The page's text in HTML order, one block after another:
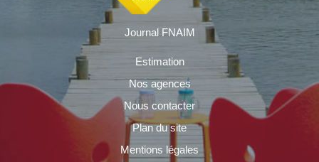
Journal FNAIM
Estimation
Nos agences
Nous contacter
Plan du site
Mentions légales